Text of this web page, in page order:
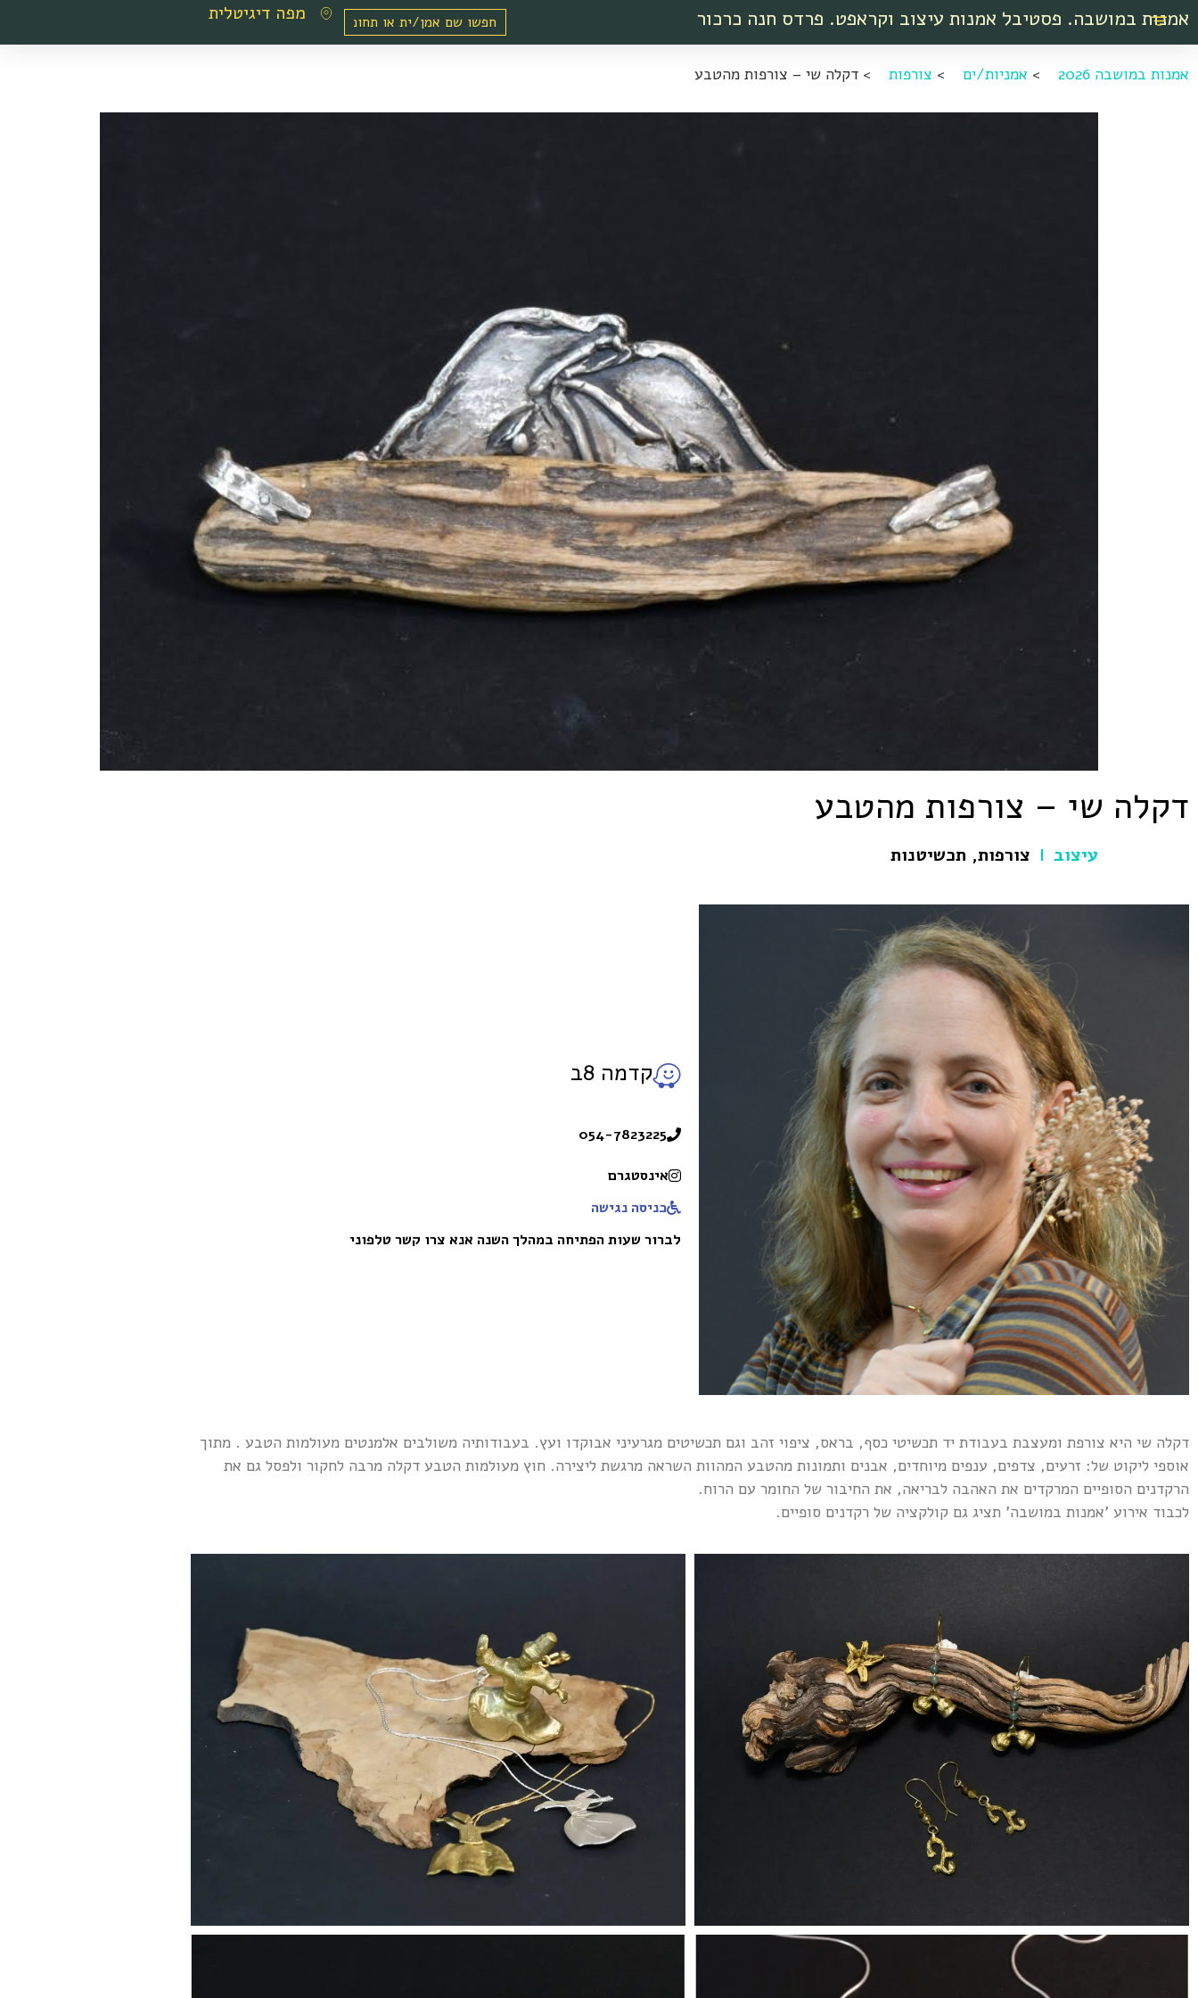
אמנות במושבה. פסטיבל אמנות עיצוב וקראפט. פרדס חנה כרכור מפה דיגיטלית
אמנות במושבה 2026 > אמניות/ים > צורפות > דקלה שי – צורפות מהטבע
דקלה שי – צורפות מהטבע
עיצוב | צורפות, תכשיטנות
קדמה 8ב
054-7823225
אינסטגרם
כניסה נגישה
לברור שעות הפתיחה במהלך השנה אנא צרו קשר טלפוני
דקלה שי היא צורפת ומעצבת בעבודת יד תכשיטי כסף, בראס, ציפוי זהב וגם תכשיטים מגרעיני אבוקדו ועץ. בעבודותיה משולבים אלמנטים מעולמות הטבע . מתוך
אוספי ליקוט של: זרעים, צדפים, ענפים מיוחדים, אבנים ותמונות מהטבע המהוות השראה מרגשת ליצירה. חוץ מעולמות הטבע דקלה מרבה לחקור ולפסל גם את
הרקדנים הסופיים המרקדים את האהבה לבריאה, את החיבור של החומר עם הרוח.
לכבוד אירוע 'אמנות במושבה' תציג גם קולקציה של רקדנים סופיים.